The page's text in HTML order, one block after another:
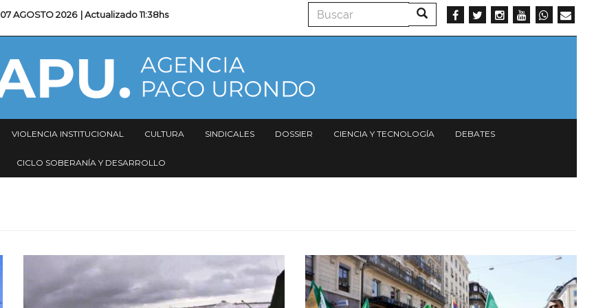
07 AGOSTO 2026 | Actualizado11:38hs Buscar Buscar
VIOLENCIA INSTITUCIONAL CULTURA SINDICALES DOSSIER CIENCIA Y TECNOLOGÍA DEBATES
CICLO SOBERANÍA Y DESARROLLO
Imagen